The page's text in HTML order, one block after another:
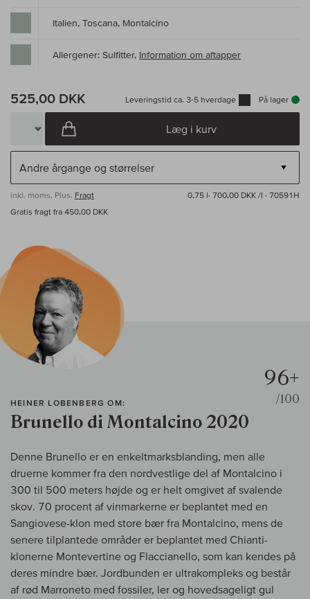
Italien, Toscana, Montalcino
Allergener: Sulfitter, Information om aftapper
525,00 DKK Leveringstid ca. 3-5 hverdage På lager
Læg i kurv
inkl. moms, Plus. Fragt 0,75 l· 700,00 DKK /l · 70591H
Gratis fragt fra 450,00 DKK
HEINER LOBENBERG OM:
Brunello di Montalcino 2020
96+
/100
Denne Brunello er en enkeltmarksblanding, men alle
druerne kommer fra den nordvestlige del af Montalcino i
300 til 500 meters højde og er helt omgivet af svalende
skov. 70 procent af vinmarkerne er beplantet med en
Sangiovese-klon med store bær fra Montalcino, mens de
senere tilplantede områder er beplantet med Chianti-
klonerne Montevertine og Flaccianello, som kan kendes på
deres mindre bær. Jordbunden er ultrakompleks og består
af rød Marroneto med fossiler, ler og hovedsageligt gul